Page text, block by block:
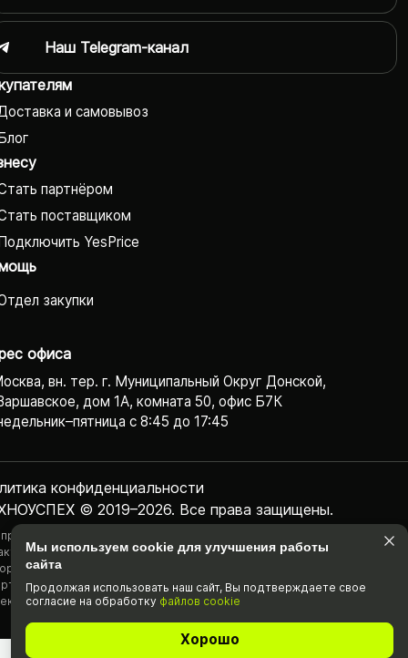
и самовывоз
партнёром
поставщиком
YesPrice
закупки
офиса
вн. тер. г. Муниципальный Округ Донской,
дом 1А, комната 50, офис Б7К
с 8:45 до 17:45
© 2019–2026. Все права защищены.
конфиденциаль­ности
на сайте информация, касающаяся технических
наличия на складе, стоимости товаров, носит
характер и ни при каких условиях не является публичной
определяемой положениями Статьи 437(2) Гражданского
РФ.
Наш Telegram-канал
Мы используем cookie для улучшения работы
сайта
Продолжая использовать наш cайт, Вы подтвержда­ете свое
согласие на обработку файлов cookie
Хорошо